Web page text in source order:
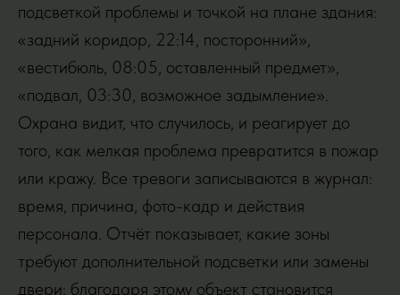
подсветкой проблемы и точкой на плане здания:
«задний коридор, 22:14, посторонний»,
«вестибюль, 08:05, оставленный предмет»,
«подвал, 03:30, возможное задымление».
Охрана видит, что случилось, и реагирует до
того, как мелкая проблема превратится в пожар
или кражу. Все тревоги записываются в журнал:
время, причина, фото-кадр и действия
персонала. Отчёт показывает, какие зоны
требуют дополнительной подсветки или замены
двери; благодаря этому объект становится